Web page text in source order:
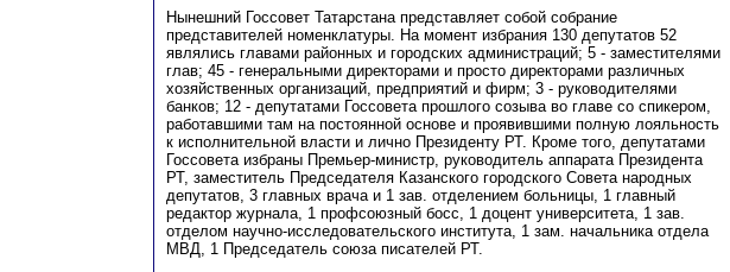
Нынешний Госсовет Татарстана представляет собой собрание
представителей номенклатуры. На момент избрания 130 депутатов 52
являлись главами районных и городских администраций; 5 - заместителями
глав; 45 - генеральными директорами и просто директорами различных
хозяйственных организаций, предприятий и фирм; 3 - руководителями
банков; 12 - депутатами Госсовета прошлого созыва во главе со спикером,
работавшими там на постоянной основе и проявившими полную лояльность
к исполнительной власти и лично Президенту РТ. Кроме того, депутатами
Госсовета избраны Премьер-министр, руководитель аппарата Президента
РТ, заместитель Председателя Казанского городского Совета народных
депутатов, 3 главных врача и 1 зав. отделением больницы, 1 главный
редактор журнала, 1 профсоюзный босс, 1 доцент университета, 1 зав.
отделом научно-исследовательского института, 1 зам. начальника отдела
МВД, 1 Председатель союза писателей РТ.